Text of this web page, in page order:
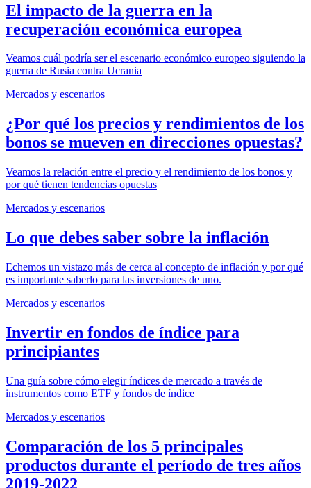
El impacto de la guerra en la
recuperación económica europea
Veamos cuál podría ser el escenario económico europeo siguiendo la
guerra de Rusia contra Ucrania
Mercados y escenarios
¿Por qué los precios y rendimientos de los
bonos se mueven en direcciones opuestas?
Veamos la relación entre el precio y el rendimiento de los bonos y
por qué tienen tendencias opuestas
Mercados y escenarios
Lo que debes saber sobre la inflación
Echemos un vistazo más de cerca al concepto de inflación y por qué
es importante saberlo para las inversiones de uno.
Mercados y escenarios
Invertir en fondos de índice para
principiantes
Una guía sobre cómo elegir índices de mercado a través de
instrumentos como ETF y fondos de índice
Mercados y escenarios
Comparación de los 5 principales
productos durante el período de tres años
2019-2022